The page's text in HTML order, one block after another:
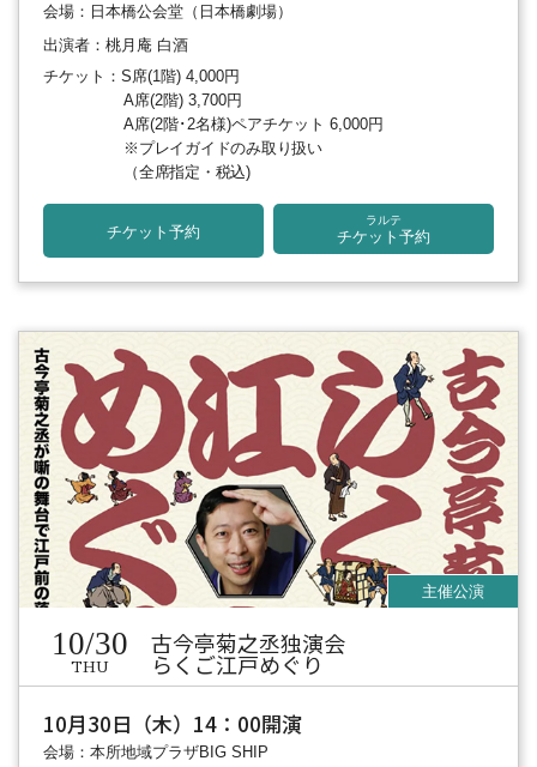
会場：日本橋公会堂（日本橋劇場）
出演者：桃月庵 白酒
チケット：S席(1階) 4,000円
A席(2階) 3,700円
A席(2階･2名様)ペアチケット 6,000円
※プレイガイドのみ取り扱い
（全席指定・税込)
チケット予約
ラルテ
チケット予約
10/30
THU
古今亭菊之丞独演会
らくご江戸めぐり
10月30日（木）14：00開演
会場：本所地域プラザBIG SHIP